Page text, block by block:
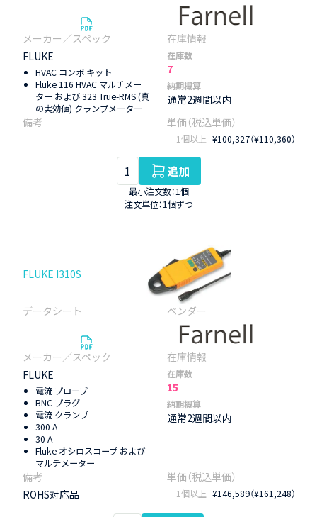
FLUKE
HVAC コンボ キット
Fluke 116 HVAC マルチメー
ター および 323 True-RMS (真
の実効値) クランプメーター
在庫数
7
納期概算
通常2週間以内
1個以上 ¥100,327（¥110,360）
追加
最小注文数：1個
注文単位：1個ずつ
FLUKE I310S
FLUKE
電流 プローブ
BNC プラグ
電流 クランプ
300 A
30 A
Fluke オシロスコープ および
マルチメーター
在庫数
15
納期概算
通常2週間以内
ROHS対応品 1個以上 ¥146,589（¥161,248）